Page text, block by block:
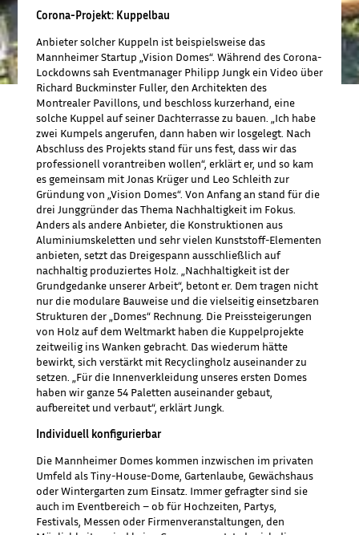
Corona-Projekt: Kuppelbau
Anbieter solcher Kuppeln ist beispielsweise das
Mannheimer Startup „Vision Domes“. Während des Corona-
Lockdowns sah Eventmanager Philipp Jungk ein Video über
Richard Buckminster Fuller, den Architekten des
Montrealer Pavillons, und beschloss kurzerhand, eine
solche Kuppel auf seiner Dachterrasse zu bauen. „Ich habe
zwei Kumpels angerufen, dann haben wir losgelegt. Nach
Abschluss des Projekts stand für uns fest, dass wir das
professionell vorantreiben wollen“, erklärt er, und so kam
es gemeinsam mit Jonas Krüger und Leo Schleith zur
Gründung von „Vision Domes“. Von Anfang an stand für die
drei Junggründer das Thema Nachhaltigkeit im Fokus.
Anders als andere Anbieter, die Konstruktionen aus
Aluminiumskeletten und sehr vielen Kunststoff-Elementen
anbieten, setzt das Dreigespann ausschließlich auf
nachhaltig produziertes Holz. „Nachhaltigkeit ist der
Grundgedanke unserer Arbeit“, betont er. Dem tragen nicht
nur die modulare Bauweise und die vielseitig einsetzbaren
Strukturen der „Domes“ Rechnung. Die Preissteigerungen
von Holz auf dem Weltmarkt haben die Kuppelprojekte
zeitweilig ins Wanken gebracht. Das wiederum hätte
bewirkt, sich verstärkt mit Recyclingholz auseinander zu
setzen. „Für die Innenverkleidung unseres ersten Domes
haben wir ganze 54 Paletten auseinander gebaut,
aufbereitet und verbaut“, erklärt Jungk.
Individuell konfigurierbar
Die Mannheimer Domes kommen inzwischen im privaten
Umfeld als Tiny-House-Dome, Gartenlaube, Gewächshaus
oder Wintergarten zum Einsatz. Immer gefragter sind sie
auch im Eventbereich – ob für Hochzeiten, Partys,
Festivals, Messen oder Firmenveranstaltungen, den